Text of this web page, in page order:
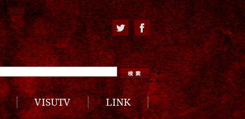
VISUTV LINK